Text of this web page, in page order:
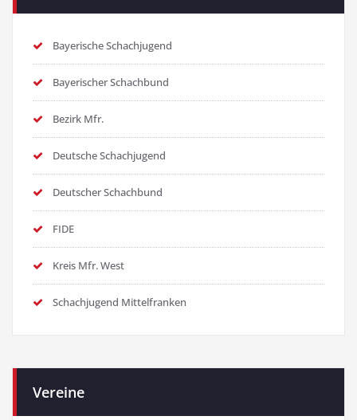
Bayerische Schachjugend
Bayerischer Schachbund
Bezirk Mfr.
Deutsche Schachjugend
Deutscher Schachbund
FIDE
Kreis Mfr. West
Schachjugend Mittelfranken
Vereine